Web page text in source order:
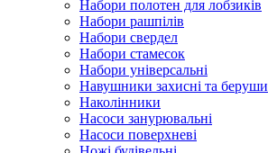
Набори полотен для лобзиків
Набори рашпілів
Набори свердел
Набори стамесок
Набори універсальні
Навушники захисні та беруши
Наколінники
Насоси занурювальні
Насоси поверхневі